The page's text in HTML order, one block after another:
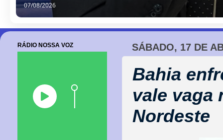
07/08/2026
SÁBADO, 17 DE
Bahia
vale vaga
Nordeste
RÁDIO NOSSA VOZ